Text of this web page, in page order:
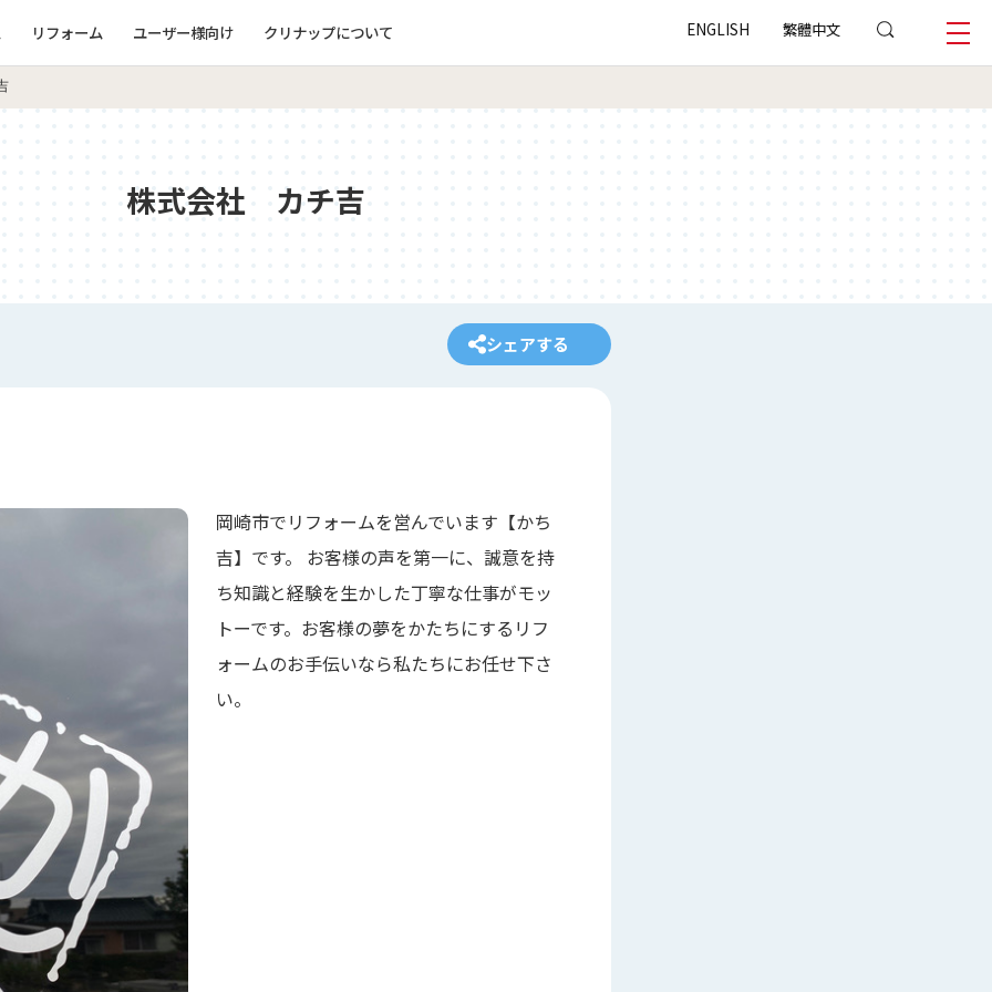
リフォーム ユーザー様向け クリナップについて ENGLISH 繁體中文
株式会社 カチ吉
シェアする
岡崎市でリフォームを営んでいます【かち
吉】です。 お客様の声を第一に、誠意を持
ち知識と経験を生かした丁寧な仕事がモッ
トーです。お客様の夢をかたちにするリフ
ォームのお手伝いなら私たちにお任せ下さ
い。